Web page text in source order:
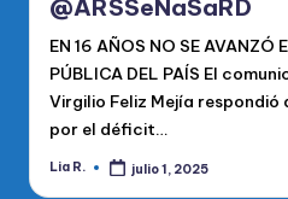
@ARSSeNaSaRD
EN 16 AÑOS NO SE AVANZÓ
PÚBLICA DEL PAÍS El
Virgilio Feliz Mejía
por el déficit…
Publicado
Lia R. julio 1, 2025